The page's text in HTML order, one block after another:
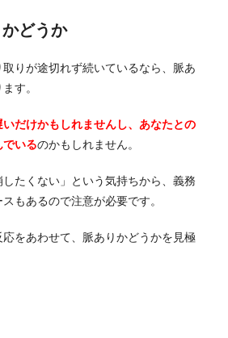
どうか
りが途切れず続いているなら、脈あ
す。
だけかもしれませんし、あなたとの
いるのかもしれません。
たくない」という気持ちから、義務
もあるので注意が必要です。
をあわせて、脈ありかどうかを見極